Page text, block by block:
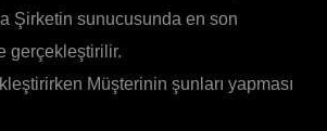
Şirketin sunucusunda en son
gerçekleştirilir.
Müşterinin şunları yapması